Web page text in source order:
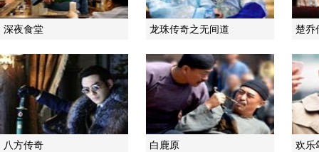
深夜食堂 龙珠传奇之无间道 楚乔
八方传奇 白鹿原 欢乐